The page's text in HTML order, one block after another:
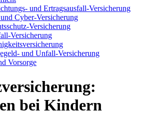
und Ertragsausfall-Versicherung
Cyber-Versicherung
Versicherung
Versicherung
und Unfall-Versicherung
Vorsorge
bei Kindern